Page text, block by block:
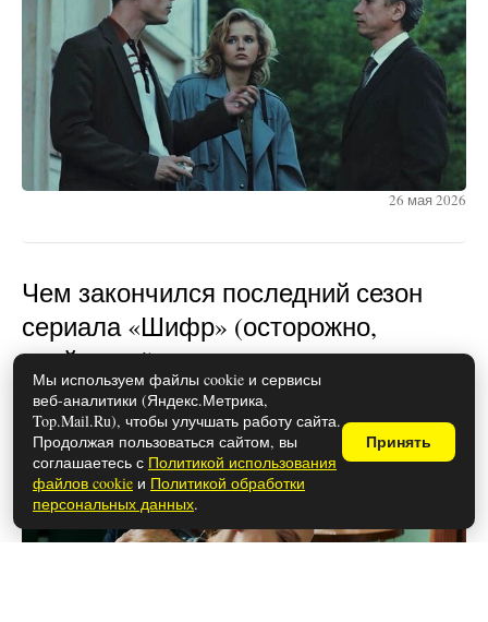
26 мая 2026
Чем закончился последний сезон
сериала «Шифр» (осторожно,
спойлеры!)
Мы используем файлы cookie и сервисы
веб-аналитики (Яндекс.Метрика,
Top.Mail.Ru), чтобы улучшать работу сайта.
Продолжая пользоваться сайтом, вы
соглашаетесь с Политикой использования
файлов cookie и Политикой обработки
персональных данных.
Принять